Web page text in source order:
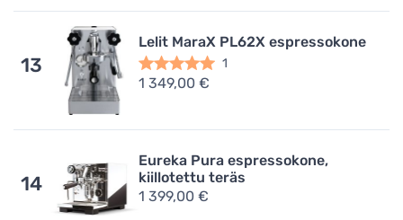
13
Lelit MaraX PL62X espressokone
1
1 349,00 €
14
Eureka Pura espressokone,
kiillotettu teräs
1 399,00 €